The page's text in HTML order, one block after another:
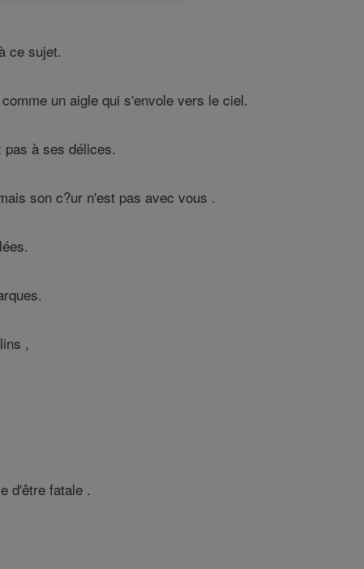
ce sujet.
un aigle qui s'envole vers le ciel.
pas à ses délices.
son c?ur n'est pas avec vous .
,
d'être fatale .